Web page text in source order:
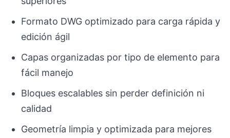
Formato DWG optimizado para carga rápida y
edición ágil
Capas organizadas por tipo de elemento para
fácil manejo
Bloques escalables sin perder definición ni
calidad
Geometría limpia y optimizada para mejores